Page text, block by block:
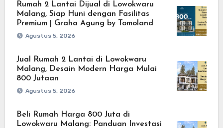
Rumah 2 Lantai Dijual di Lowokwaru
Malang, Siap Huni dengan Fasilitas
Premium | Graha Agung by Tomoland
Agustus 5, 2026
Jual Rumah 2 Lantai di Lowokwaru
Malang, Desain Modern Harga Mulai
800 Jutaan
Agustus 5, 2026
Beli Rumah Harga 800 Juta di
Lowokwaru Malang: Panduan Investasi